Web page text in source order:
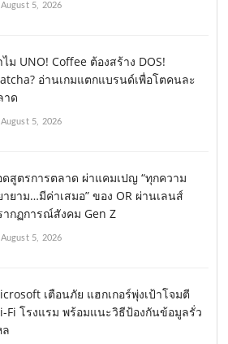
August 5, 2026
ม UNO! Coffee ต้องสร้าง DOS!
อ่านเกมแตกแบรนด์เพื่อโตคนละ
าด
August 5, 2026
ดสูตรการตลาด ผ่าแคมเปญ “ทุกความ
ายาม…มีค่าเสมอ” ของ OR ผ่านเลนส์
ากฏการณ์สังคม Gen Z
August 5, 2026
เตือนภัย แฮกเกอร์พุ่งเป้าโจมตี
Fi โรงแรม พร้อมแนะวิธีป้องกันข้อมูลรั่ว
ล